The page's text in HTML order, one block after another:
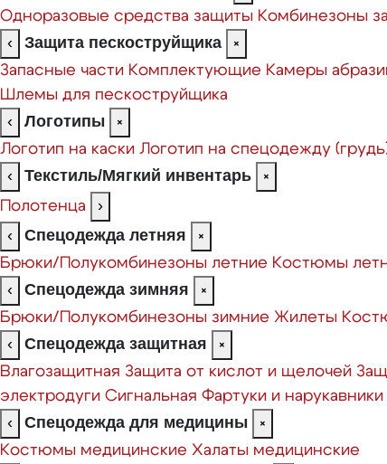
Одноразовые средства защиты Комбинезоны
‹
Защита пескоструйщика
×
Запасные части Комплектующие Камеры
Шлемы для пескоструйщика
‹
Логотипы
×
Логотип на каски Логотип на спецодежду
‹
Текстиль/Мягкий инвентарь
×
Полотенца
›
‹
Спецодежда летняя
×
Брюки/Полукомбинезоны летние Костюмы
‹
Спецодежда зимняя
×
Брюки/Полукомбинезоны зимние Жилеты
‹
Спецодежда защитная
×
Влагозащитная Защита от кислот и щелочей
электродуги Сигнальная Фартуки и
‹
Спецодежда для медицины
×
Костюмы медицинские Халаты медицинские